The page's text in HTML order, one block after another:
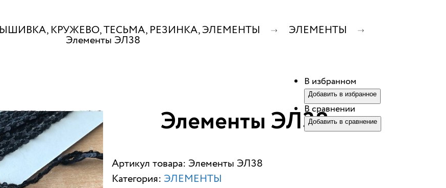
КРУЖЕВО, ТЕСЬМА, РЕЗИНКА, ЭЛЕМЕНТЫ ЭЛЕМЕНТЫ
Элементы ЭЛ38
Элементы ЭЛ38
Артикул товара: Элементы ЭЛ38
Категория: ЭЛЕМЕНТЫ
В избранном
Добавить в избранное
В сравнении
Добавить в сравнение